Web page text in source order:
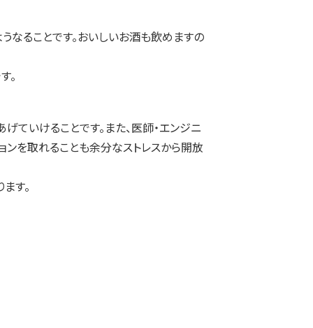
なることです。おいしいお酒も飲めますの
。
ていけることです。また、医師・エンジニ
ンを取れることも余分なストレスから開放
す。